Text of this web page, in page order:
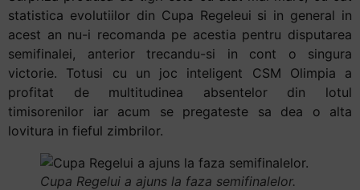
you
navigate
and
interact
with
the
content.
statistica evolutiilor din Cupa Regeleui si in general in
acest an nu-i recomanda pe acestia pentru disputarea
semifinalei, anterior trecandu-si in cont o singura
victorie. Totusi cu un joc inteligent CSM Olimpia a
profitat de multitudinea absentelor din lotul
timisorenilor iar acum se pregateste sa dea o alta
lovitura in fieful zimbrilor.
Cupa Regelui a ajuns la faza semifinalelor.